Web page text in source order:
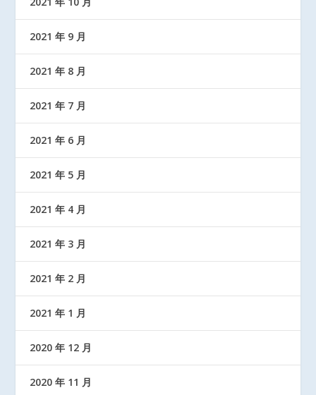
2021 年 9 月
2021 年 8 月
2021 年 7 月
2021 年 6 月
2021 年 5 月
2021 年 4 月
2021 年 3 月
2021 年 2 月
2021 年 1 月
2020 年 12 月
2020 年 11 月